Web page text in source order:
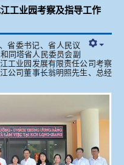
工业园考察及指导工作
省委书记、省人民议
同塔省人民委员会副
工业园发展有限责任公司考察
公司董事长翁明照先生、总经